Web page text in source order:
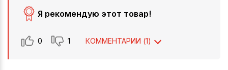
Я рекомендую этот товар!
0 1 КОММЕНТАРИИ (1)